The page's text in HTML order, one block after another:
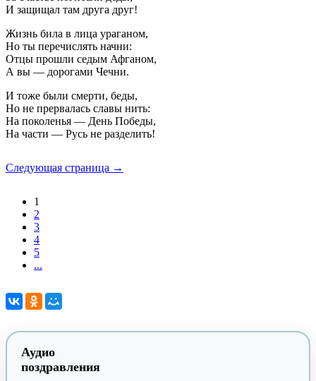
И защищал там друга друг!
Жизнь била в лица ураганом,
Но ты перечислять начни:
Отцы прошли седым Афганом,
А вы — дорогами Чечни.
И тоже были смерти, беды,
Но не прервалась славы нить:
На поколенья — День Победы,
На части — Русь не разделить!
Следующая страница →
1
2
3
4
5
...
Аудио
поздравления